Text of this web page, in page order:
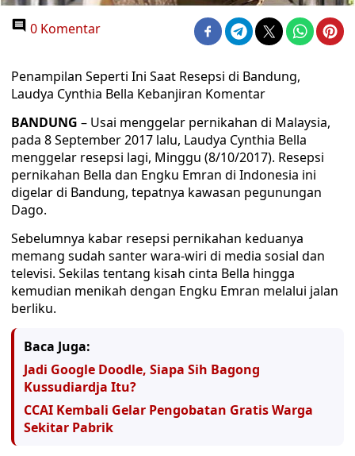
0 Komentar
Penampilan Seperti Ini Saat Resepsi di Bandung,
Laudya Cynthia Bella Kebanjiran Komentar
BANDUNG – Usai menggelar pernikahan di Malaysia,
pada 8 September 2017 lalu, Laudya Cynthia Bella
menggelar resepsi lagi, Minggu (8/10/2017). Resepsi
pernikahan Bella dan Engku Emran di Indonesia ini
digelar di Bandung, tepatnya kawasan pegunungan
Dago.
Sebelumnya kabar resepsi pernikahan keduanya
memang sudah santer wara-wiri di media sosial dan
televisi. Sekilas tentang kisah cinta Bella hingga
kemudian menikah dengan Engku Emran melalui jalan
berliku.
Baca Juga:
Jadi Google Doodle, Siapa Sih Bagong
Kussudiardja Itu?
CCAI Kembali Gelar Pengobatan Gratis Warga
Sekitar Pabrik